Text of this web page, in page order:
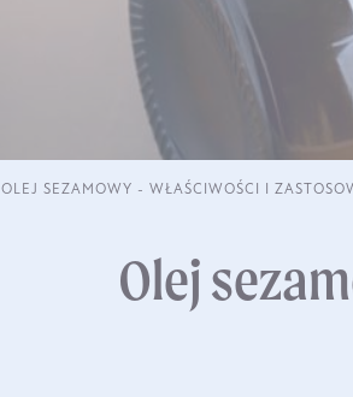
OLEJ SEZAMOWY - WŁAŚCIWOŚCI I
Olej